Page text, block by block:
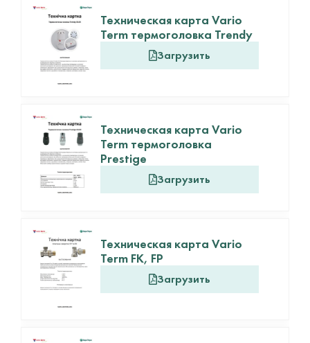
Техническая карта Vario
Term термоголовка Trendy
Загрузить
Техническая карта Vario
Term термоголовка
Prestige
Загрузить
Техническая карта Vario
Term FK, FP
Загрузить